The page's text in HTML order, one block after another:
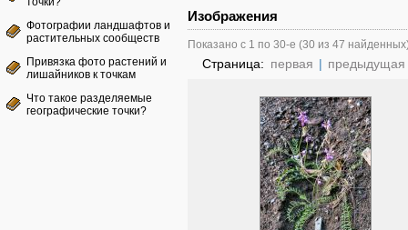
Фотографии ландшафтов и
растительных сообществ
Привязка фото растений и
лишайников к точкам
Что такое разделяемые
географические точки?
Изображения
Показано с 1 по 30-е (30 из 47
Страница: первая | предыдущая